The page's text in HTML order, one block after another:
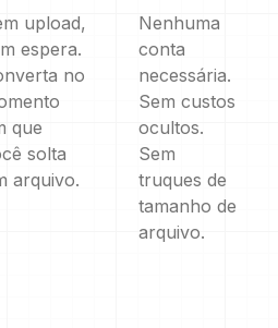
upload,
espera.
no
que
solta
arquivo.
Nenhuma
conta
necessária.
Sem custos
ocultos.
Sem
truques de
tamanho de
arquivo.